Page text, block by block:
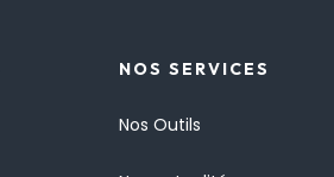
NOS SERVICES
Nos Outils